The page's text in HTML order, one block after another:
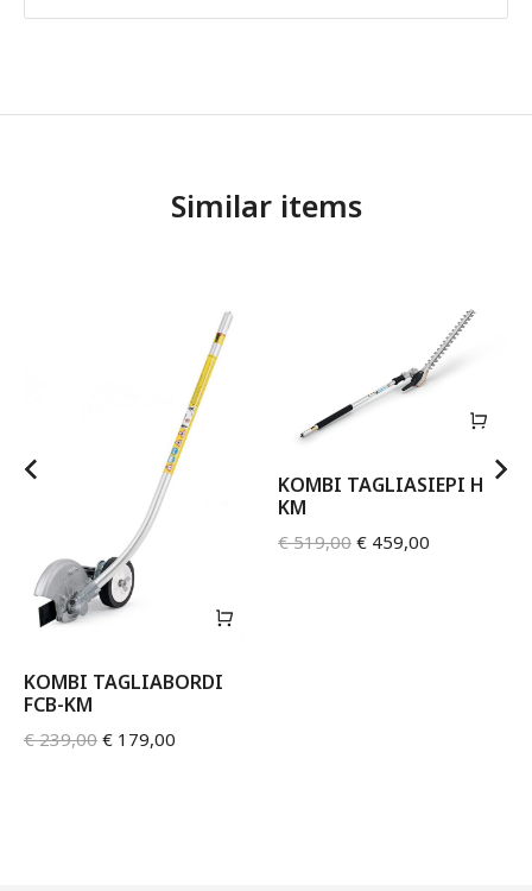
Similar items
KOMBI TAGLIABORDI
FCB-KM
€239,00 € 179,00
KOMBI TAGLIASIEPI HL-
KM
€519,00 € 459,00